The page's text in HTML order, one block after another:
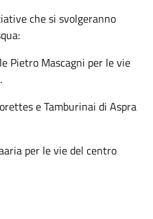
che si svolgeranno
Pietro Mascagni per le vie
e Tamburinai di Aspra
per le vie del centro